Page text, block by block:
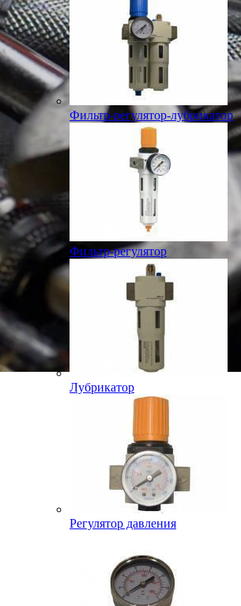
Фильтр-регулятор-лубрикатор
Фильтр-регулятор
Лубрикатор
Регулятор давления